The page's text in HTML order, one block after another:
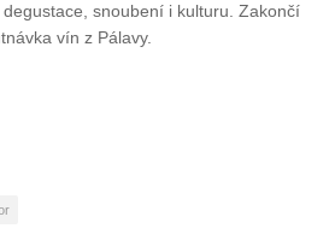
snoubení i kulturu. Zakončí
vín z Pálavy.